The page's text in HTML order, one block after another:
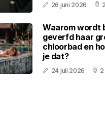
26 juni 2026
Waarom wordt
geverfd haar
chloorbad en
je dat?
24 juli 2026